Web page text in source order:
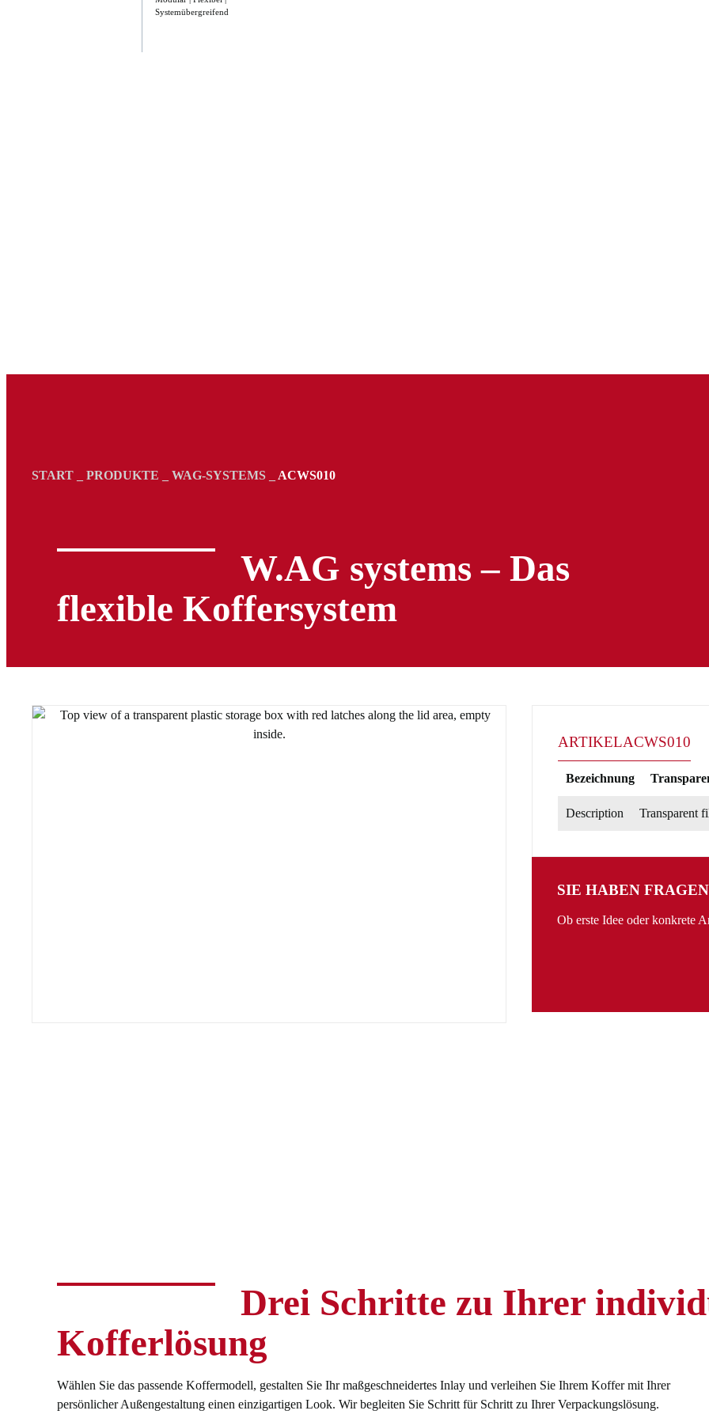
Systemübergreifend
START PRODUKTE WAG-SYSTEMS ACWS010
W.AG systems – Das
flexible Koffersystem
ARTIKELACWS010
Bezeichnung
Description Transparent
SIE HABEN
Ob erste Idee oder konkrete
Drei Schritte zu Ihrer
Kofferlösung
Wählen Sie das passende Koffermodell, gestalten Sie Ihr maßgeschneidertes Inlay und verleihen Sie Ihrem Koffer mit Ihrer
persönlicher Außengestaltung einen einzigartigen Look. Wir begleiten Sie Schritt für Schritt zu Ihrer Verpackungslösung.